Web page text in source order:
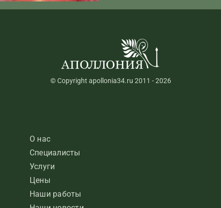
© Copyright apollonia34.ru 2011 - 2026
О нас
Специалисты
Услуги
Цены
Наши работы